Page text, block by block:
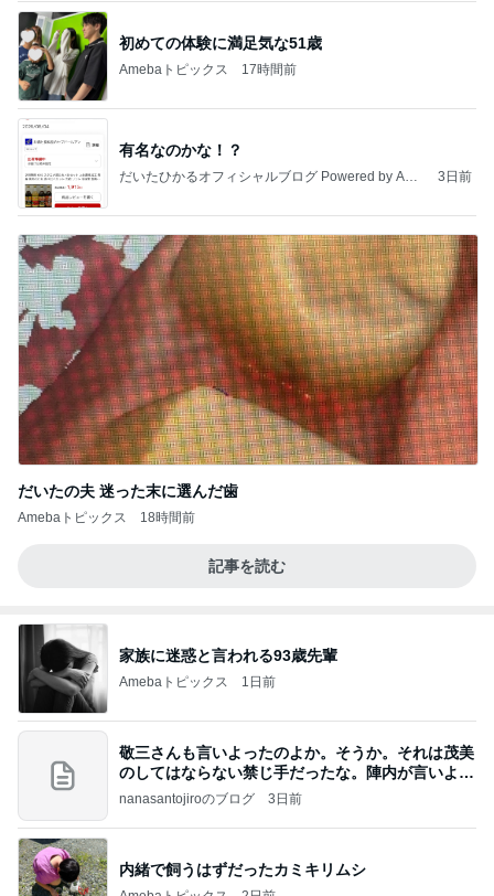
初めての体験に満足気な51歳
Amebaトピックス 17時間前
有名なのかな！？
だいたひかるオフィシャルブログ Powered by Ame
3日前
だいたの夫 迷った末に選んだ歯
Amebaトピックス 18時間前
記事を読む
家族に迷惑と言われる93歳先輩
Amebaトピックス 1日前
敬三さんも言いよったのよか。そうか。それは茂美
のしてはならない禁じ手だったな。陣内が言いよる
のよ
nanasantojiroのブログ 3日前
内緒で飼うはずだったカミキリムシ